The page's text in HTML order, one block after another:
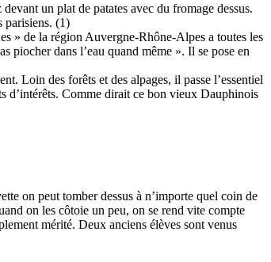
un plat de patates avec du fromage dessus.
parisiens. (1)
» de la région Auvergne-Rhône-Alpes a toutes les
piocher dans l’eau quand même ». Il se pose en
Loin des forêts et des alpages, il passe l’essentiel
d’intérêts. Comme dirait ce bon vieux Dauphinois
on peut tomber dessus à n’importe quel coin de
on les côtoie un peu, on se rend vite compte
mérité. Deux anciens élèves sont venus